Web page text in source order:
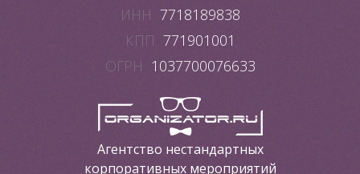
ИНН 7718189838
КПП 771901001
ОГРН 1037700076633
Агентство нестандартных
корпоративных мероприятий